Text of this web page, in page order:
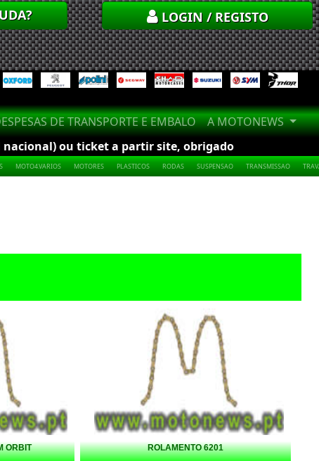
LOGIN / REGISTO
DE TRANSPORTE E EMBALO
A MOTONEWS
nacional) ou ticket a partir site, obrigado
MOTO4.VARIOS MOTORES PLASTICOS RODAS SUSPENSAO TRANSMISSAO
ORBIT ROLAMENTO 6201